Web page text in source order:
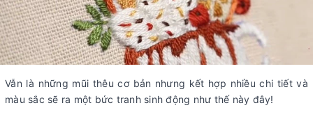
Vẫn là những mũi thêu cơ bản nhưng kết hợp nhiều chi tiết và
màu sắc sẽ ra một bức tranh sinh động như thế này đây!